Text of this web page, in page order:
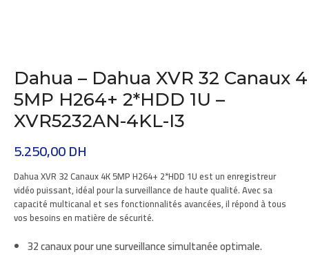
Dahua – Dahua XVR 32 Canaux
5MP H264+ 2*HDD 1U –
XVR5232AN-4KL-I3
5.250,00DH
DahuaXVR 32 Canaux 4K 5MP H264+ 2*HDD 1U est un enregistreur
vidéo puissant, idéal pour la surveillance de haute qualité. Avec sa
capacité multicanal et ses fonctionnalités avancées, il répond à tous
vos besoins en matière de sécurité.
32 canauxpour une surveillance simultanée optimale.